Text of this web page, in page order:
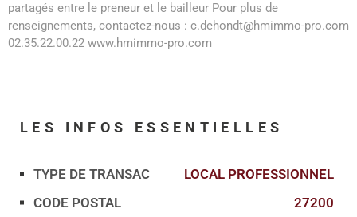
partagés entre le preneur et le bailleur Pour plus de
renseignements, contactez-nous : c.dehondt@hmimmo-pro.com
02.35.22.00.22 www.hmimmo-pro.com
LES INFOS ESSENTIELLES
Caractérisque Valeurs
TYPE DE TRANSAC
LOCAL PROFESSIONNEL
CODE POSTAL
27200